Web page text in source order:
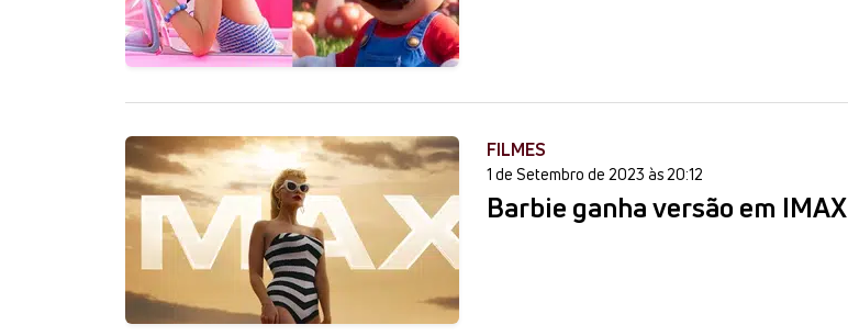
FILMES
1 de Setembro de 2023 às 20:12
Barbie ganha versão em IMAX